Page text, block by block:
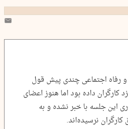
و رفاه اجتماعی چندی پیش قول
داده بود اما هنوز اعضای
این جلسه با خبر نشده و به
نرسیده‌اند.